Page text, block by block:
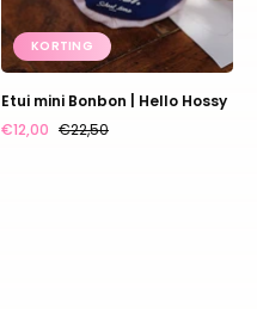
KORTING
Etui mini Bonbon | Hello Hossy
€12,00 €22,50